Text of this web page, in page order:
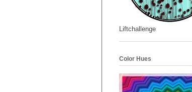
Liftchallenge
Color Hues